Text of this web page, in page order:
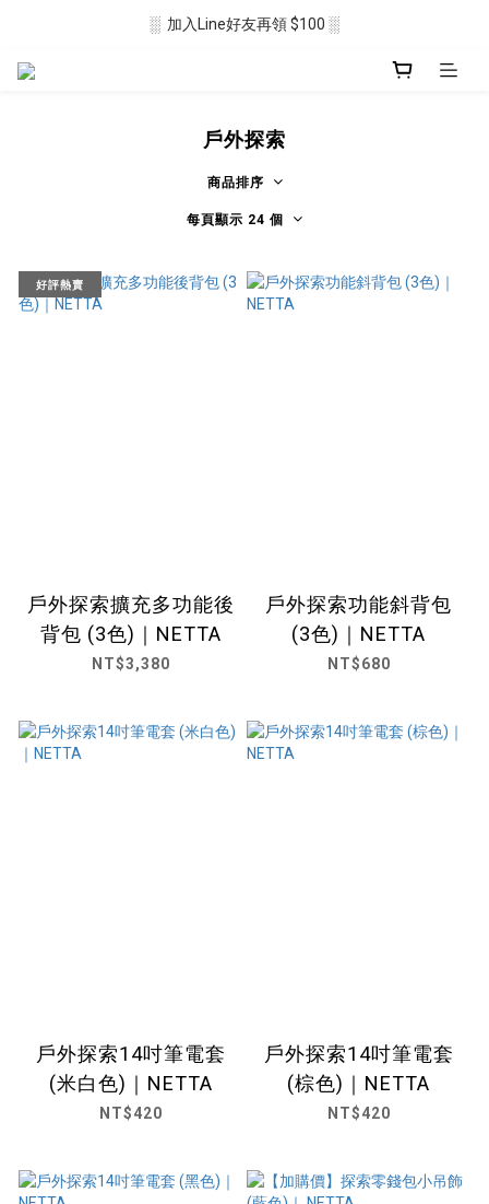
░  新會員註冊送 $50 ░
░  加入Line好友再領 $100 ░
戶外探索
商品排序
每頁顯示 24 個
好評熱賣
戶外探索擴充多功能後
背包 (3色)｜NETTA
NT$3,380
戶外探索功能斜背包
(3色)｜NETTA
NT$680
戶外探索14吋筆電套
(米白色)｜NETTA
NT$420
戶外探索14吋筆電套
(棕色)｜NETTA
NT$420